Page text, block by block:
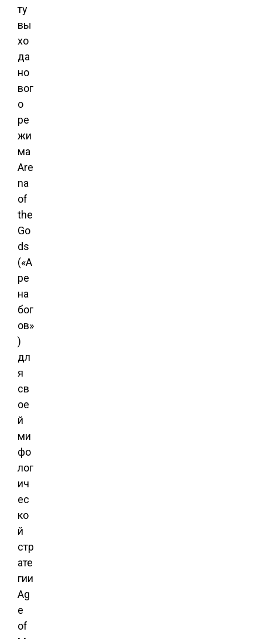
ту
вы
хо
да
но
вог
о
ре
жи
ма
Are
na
of
the
Go
ds
(«А
ре
на
бог
ов»
)
дл
я
св
ое
й
ми
фо
лог
ич
ес
ко
й
стр
ате
гии
Ag
e
of